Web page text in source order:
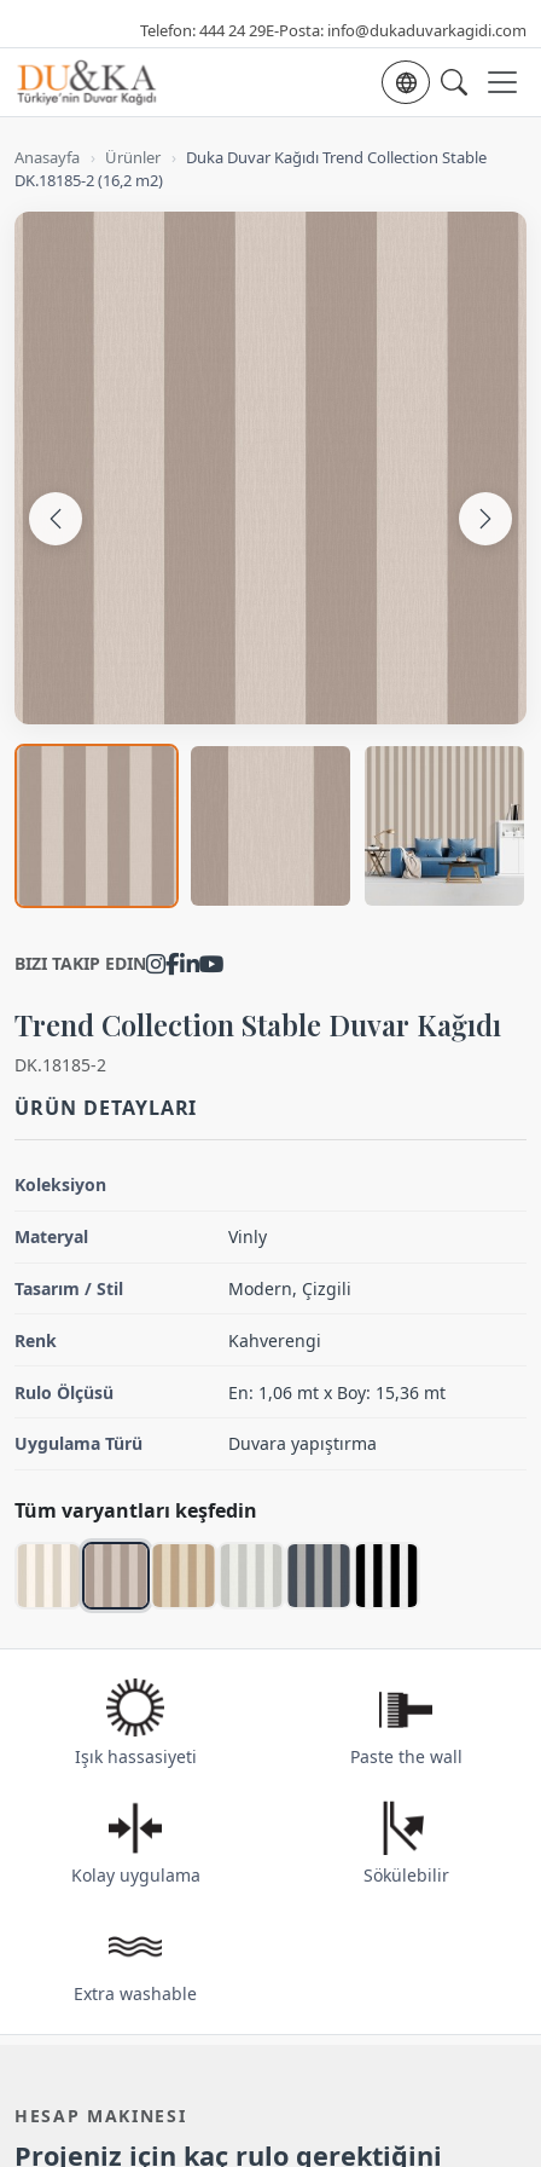
Telefon:444 24 29E-Posta: info@dukaduvarkagidi.com
Dil seçimi
Anasayfa › Ürünler › Duka Duvar Kağıdı Trend Collection Stable
DK.18185-2 (16,2 m2)
BIZI TAKIP EDIN
Trend Collection Stable Duvar Kağıdı
DK.18185-2
ÜRÜN DETAYLARI
Koleksiyon
Materyal Vinly
Tasarım / Stil Modern, Çizgili
Renk Kahverengi
Rulo Ölçüsü En: 1,06 mt x Boy: 15,36 mt
Uygulama Türü Duvara yapıştırma
Tüm varyantları keşfedin
Işık hassasiyeti Paste the wall
Kolay uygulama Sökülebilir
Extra washable
HESAP MAKINESI
Projeniz için kaç rulo gerektiğini